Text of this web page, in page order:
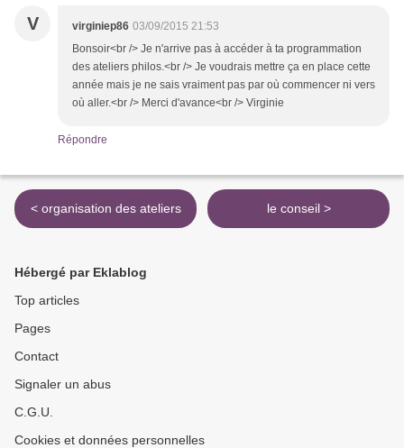
V virginiep86 03/09/2015 21:53
Bonsoir<br /> Je n'arrive pas à accéder à ta programmation
des ateliers philos.<br /> Je voudrais mettre ça en place cette
année mais je ne sais vraiment pas par où commencer ni vers
où aller.<br /> Merci d'avance<br /> Virginie
Répondre
< organisation des ateliers le conseil >
Hébergé par Eklablog
Top articles
Pages
Contact
Signaler un abus
C.G.U.
Cookies et données personnelles